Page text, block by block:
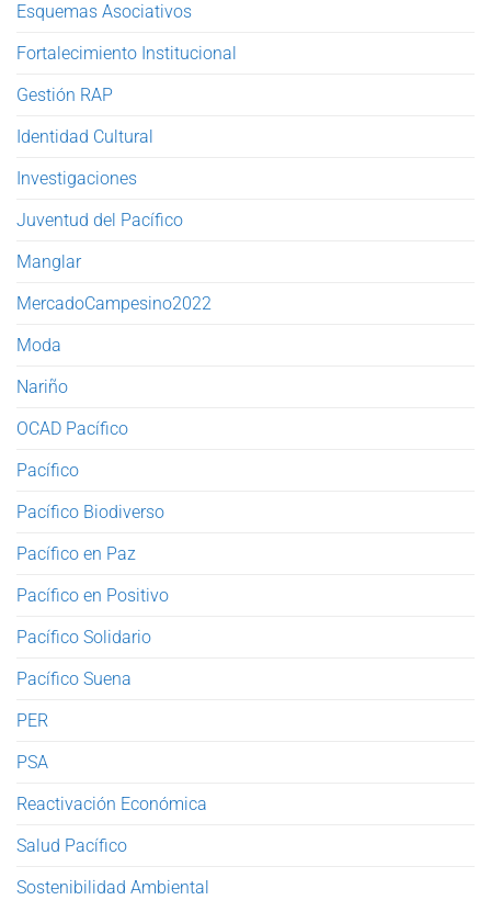
Esquemas Asociativos
Fortalecimiento Institucional
Gestión RAP
Identidad Cultural
Investigaciones
Juventud del Pacífico
Manglar
MercadoCampesino2022
Moda
Nariño
OCAD Pacífico
Pacífico
Pacífico Biodiverso
Pacífico en Paz
Pacífico en Positivo
Pacífico Solidario
Pacífico Suena
PER
PSA
Reactivación Económica
Salud Pacífico
Sostenibilidad Ambiental